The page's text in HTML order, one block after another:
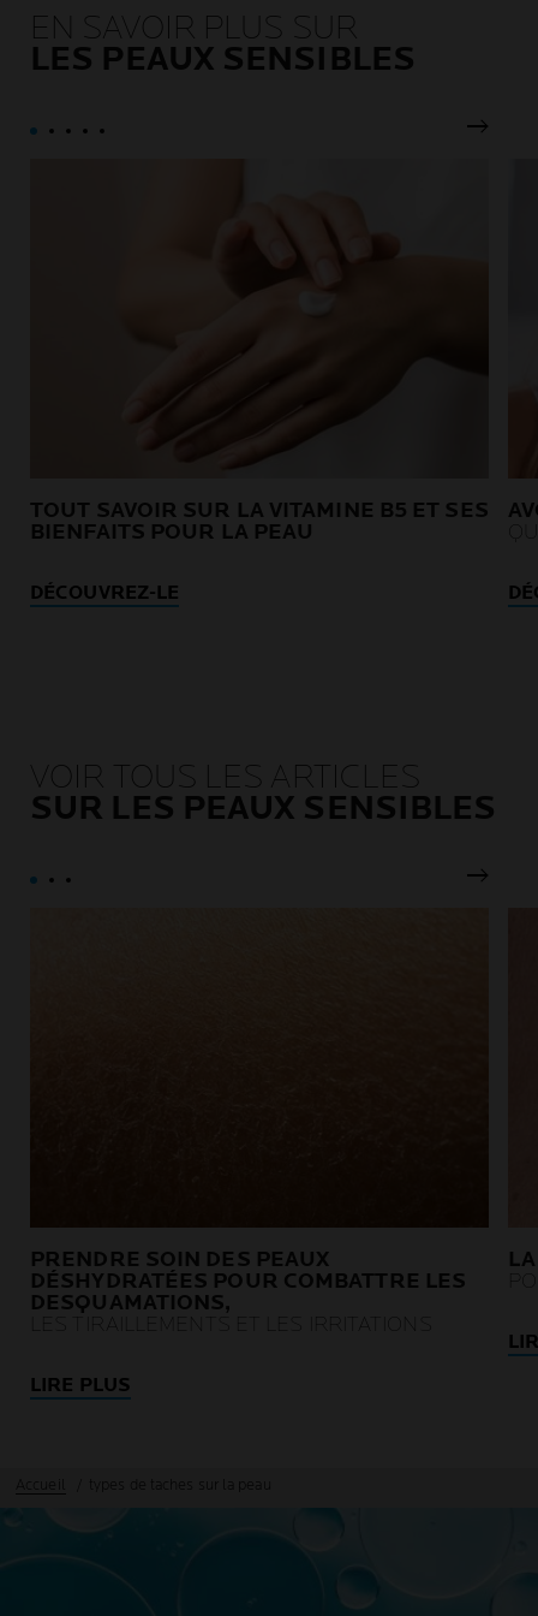
allergique, acnéique,
atopique, délicates ou
fragilisées par les
conservateurs nécessaires
pour garantir une tolérance
intacte et une efficacité
EN SAVOIR PLUS SUR
LES PEAUX SENSIBLES
TOUT SAVOIR SUR LA VITAMINE B5 ET SES
BIENFAITS POUR LA PEAU
DÉCOUVREZ-LE
VOIR TOUS LES ARTICLES
SUR LES PEAUX SENSIBLES
PRENDRE SOIN DES PEAUX
DÉSHYDRATÉES POUR COMBATTRE LES
DESQUAMATIONS,
LIRE PLUS